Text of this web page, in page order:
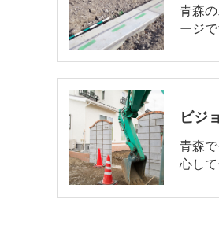
青森
ージで
ビジ
青森
心し